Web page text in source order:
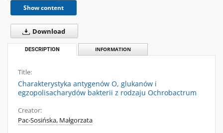
Show content
Download
DESCRIPTION INFORMATION
Title:
Charakterystyka antygenów O, glukanów i
egzopolisacharydów bakterii z rodzaju Ochrobactrum
Creator:
Pac-Sosińska, Małgorzata